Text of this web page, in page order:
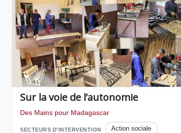
Sur la voie de l’autonomie
Des Mains pour Madagascar
SECTEURS D’INTERVENTION Action sociale